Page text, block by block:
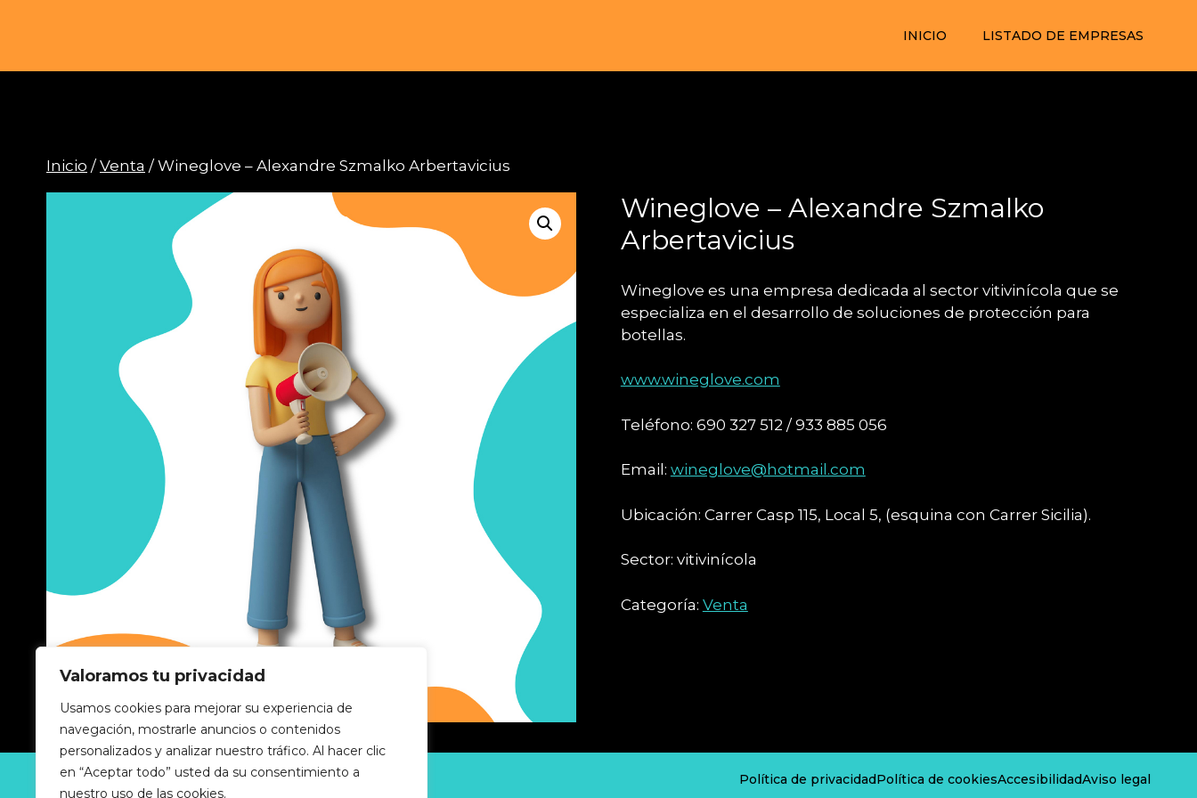
Valoramos tu privacidad
Usamos cookies para mejorar su experiencia de
navegación, mostrarle anuncios o contenidos
personalizados y analizar nuestro tráfico. Al hacer clic
en “Aceptar todo” usted da su consentimiento a
nuestro uso de las cookies.
INICIO LISTADO DE EMPRESAS
Inicio / Venta / Wineglove – Alexandre Szmalko Arbertavicius
Wineglove – Alexandre Szmalko
Arbertavicius
Wineglove es una empresa dedicada al sector vitivinícola que se
especializa en el desarrollo de soluciones de protección para
botellas.
www.wineglove.com
Teléfono: 690 327 512 / 933 885 056
Email: wineglove@hotmail.com
Ubicación: Carrer Casp 115, Local 5, (esquina con Carrer Sicilia).
Sector: vitivinícola
Categoría: Venta
GUIA-INDUSTRIAL © 2025 Todos los derechos reservados Política de privacidadPolítica de cookiesAccesibilidadAviso legal